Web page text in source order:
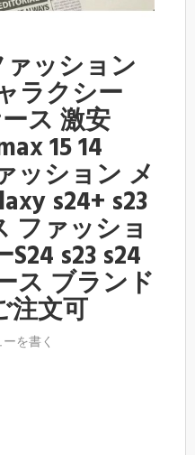
ッション
ラクシー
ス 激安
15 14
ッション メ
s24+ s23
ファッショ
s23 s24
ス ブランド
注文可
を書く